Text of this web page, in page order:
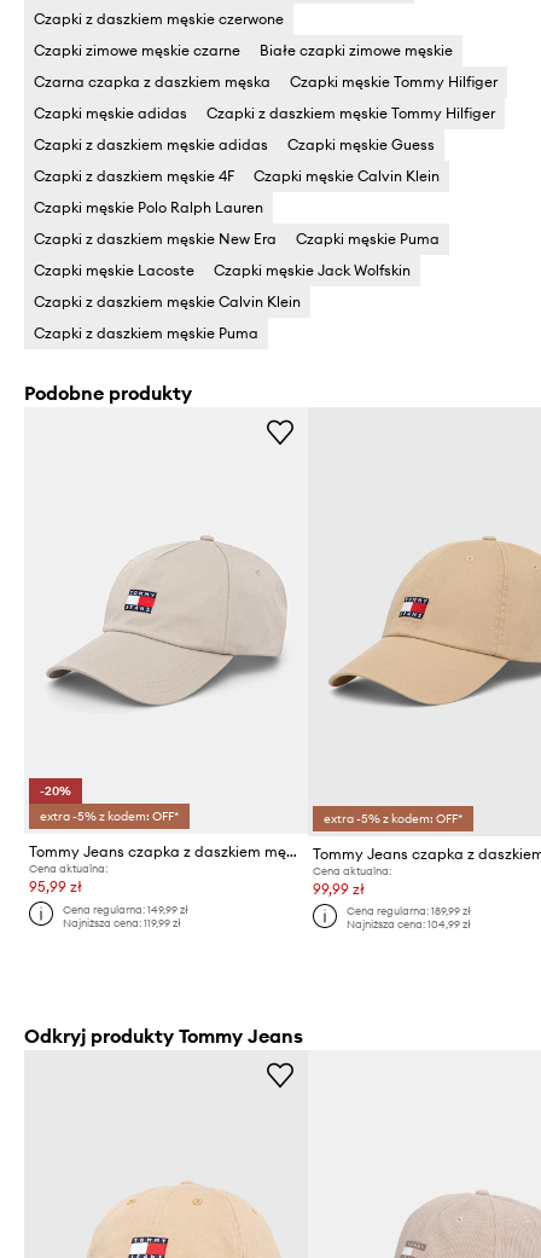
Czapki z daszkiem męskie czerwone
Czapki zimowe męskie czarne
Białe czapki zimowe męskie
Czarna czapka z daszkiem męska
Czapki męskie Tommy Hilfiger
Czapki męskie adidas
Czapki z daszkiem męskie Tommy Hilfiger
Czapki z daszkiem męskie adidas
Czapki męskie Guess
Czapki z daszkiem męskie 4F
Czapki męskie Calvin Klein
Czapki męskie Polo Ralph Lauren
Czapki z daszkiem męskie New Era
Czapki męskie Puma
Czapki męskie Lacoste
Czapki męskie Jack Wolfskin
Czapki z daszkiem męskie Calvin Klein
Czapki z daszkiem męskie Puma
Podobne produkty
-20%
extra -5% z kodem: OFF*
Tommy Jeans czapka z daszkiem męska bawełniana
Cena aktualna:
95,99 zł
Cena regularna:149,99 zł
Najniższa cena:119,99 zł
extra -5% z kodem: OFF*
Cena aktualna:
99,99 zł
Cena regularna: 189,99 zł
Najniższa cena: 104,99 zł
Odkryj produkty Tommy Jeans